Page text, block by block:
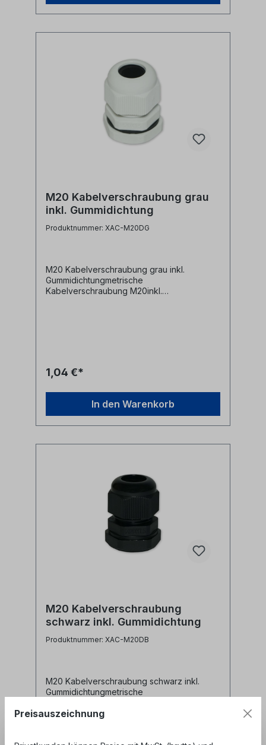
M20 Kabelverschraubung grau
inkl. Gummidichtung
Produktnummer: XAC-M20DG
M20 Kabelverschraubung grau inkl.
Gummidichtungmetrische
Kabelverschraubung M20inkl.
Nennungen erfolgen hier nur zur
Identifikation und Beschreibung der
1,04 €*
In den Warenkorb
M20 Kabelverschraubung
schwarz inkl. Gummidichtung
Produktnummer: XAC-M20DB
M20 Kabelverschraubung schwarz inkl.
Gummidichtungmetrische
Gummidichtung und
Preisauszeichnung